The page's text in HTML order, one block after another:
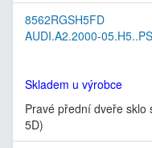
8562RGSH5FD
AUDI.A2.2000-05.H5..PS
Skladem u výrobce
Pravé přední dveře
5D)